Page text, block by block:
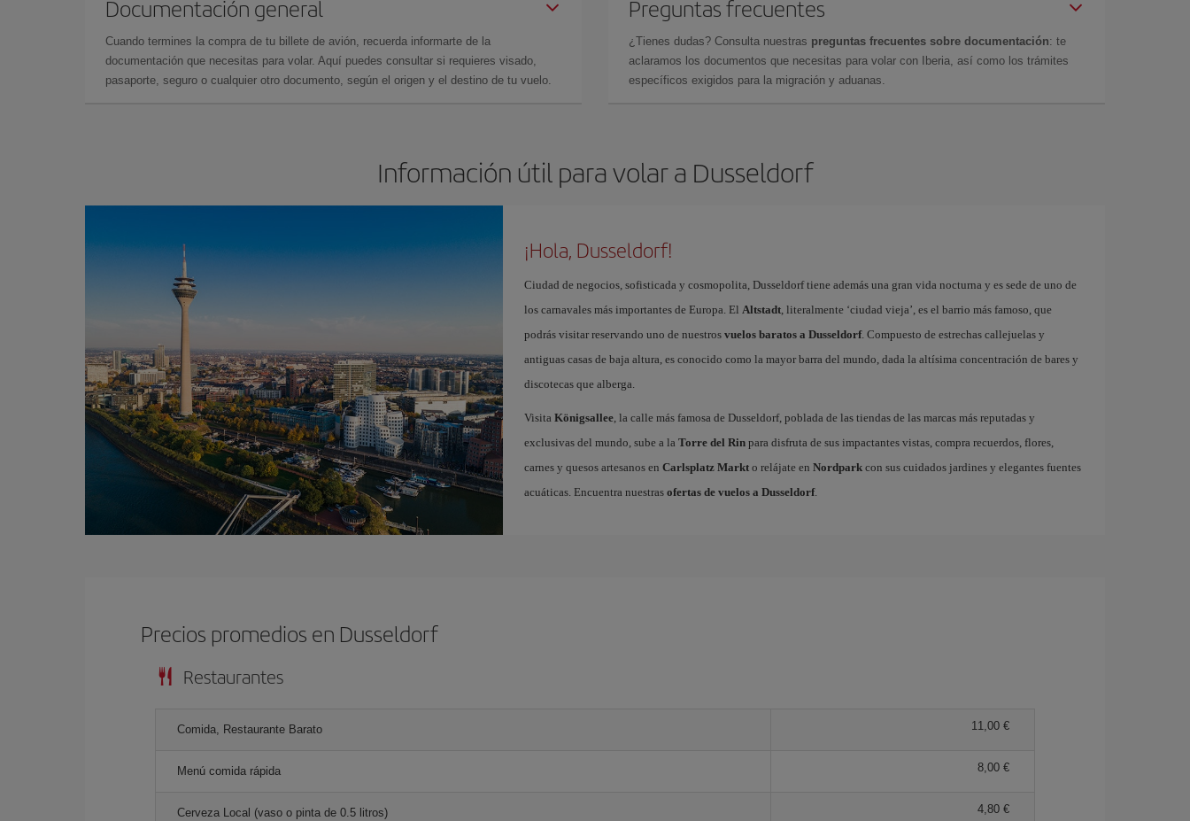
Documentación general
Cuando termines la compra de tu billete de avión, recuerda informarte de la
documentación que necesitas para volar. Aquí puedes consultar si requieres visado,
pasaporte, seguro o cualquier otro documento, según el origen y el destino de tu vuelo.
Preguntas frecuentes
¿Tienes dudas? Consulta nuestras preguntas frecuentes sobre documentación: te
aclaramos los documentos que necesitas para volar con Iberia, así como los trámites
específicos exigidos para la migración y aduanas.
Información útil para volar a Dusseldorf
¡Hola, Dusseldorf!
Ciudad de negocios, sofisticada y cosmopolita, Dusseldorf tiene además una gran vida nocturna y es sede de uno de
los carnavales más importantes de Europa. El Altstadt, literalmente ‘ciudad vieja’, es el barrio más famoso, que
podrás visitar reservando uno de nuestros vuelos baratos a Dusseldorf. Compuesto de estrechas callejuelas y
antiguas casas de baja altura, es conocido como la mayor barra del mundo, dada la altísima concentración de bares y
discotecas que alberga.
Visita Königsallee, la calle más famosa de Dusseldorf, poblada de las tiendas de las marcas más reputadas y
exclusivas del mundo, sube a la Torre del Rinpara disfruta de sus impactantes vistas, compra recuerdos, flores,
carnes y quesos artesanos en Carlsplatz Markto relájate en Nordparkcon sus cuidados jardines y elegantes fuentes
acuáticas. Encuentra nuestras ofertas de vuelos a Dusseldorf.
Precios promedios en Dusseldorf
Restaurantes
Comida, Restaurante Barato 11,00 €
Menú comida rápida 8,00 €
Cerveza Local (vaso o pinta de 0.5 litros) 4,80 €